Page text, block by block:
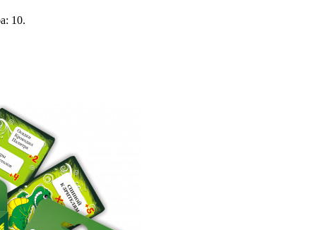
10.